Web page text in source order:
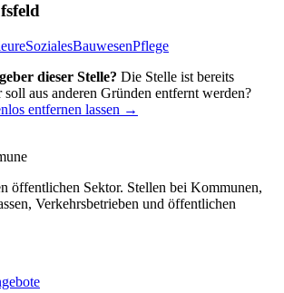
SozialesBauwesenPflege
dieser Stelle? Die Stelle ist bereits
soll aus anderen Gründen entfernt werden?
entfernen lassen →
öffentlichen Sektor. Stellen bei Kommunen,
Verkehrsbetrieben und öffentlichen